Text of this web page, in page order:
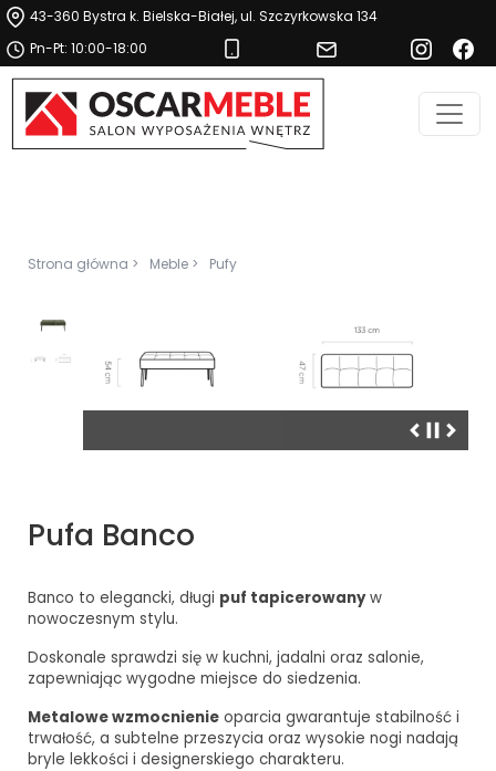
43-360 Bystra k. Bielska-Białej, ul. Szczyrkowska 134
Pn-Pt: 10:00-18:00
Strona główna > Meble > Pufy
Pufa Banco
Banco to elegancki, długi puf tapicerowanyw
nowoczesnym stylu.
Doskonale sprawdzi się w kuchni, jadalni oraz salonie,
zapewniając wygodne miejsce do siedzenia.
Metalowe wzmocnienie oparcia gwarantuje stabilność i
trwałość, a subtelne przeszycia oraz wysokie nogi nadają
bryle lekkości i designerskiego charakteru.